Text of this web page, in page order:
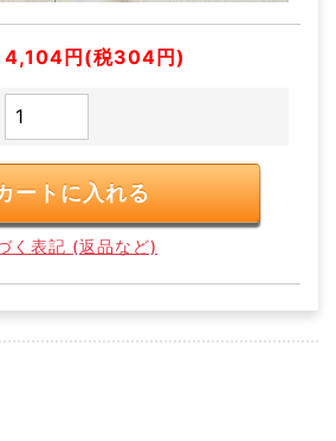
4,104円(税304円)
く表記 (返品など)